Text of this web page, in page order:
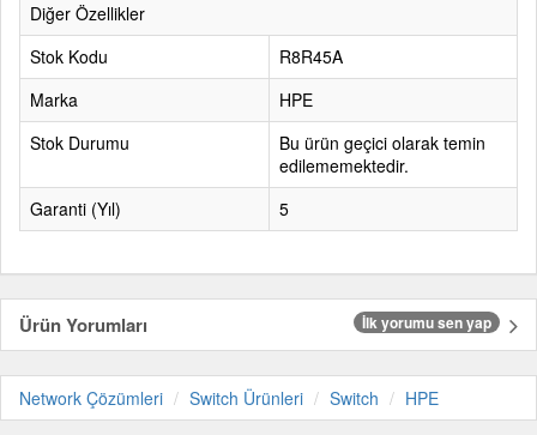
Diğer Özellikler
Stok Kodu
R8R45A
Marka
HPE
Stok Durumu
Bu ürün geçici olarak temin
edilememektedir.
Garanti (Yıl)
5
Ürün Yorumları İlk yorumu sen yap
Network Çözümleri Switch Ürünleri Switch HPE